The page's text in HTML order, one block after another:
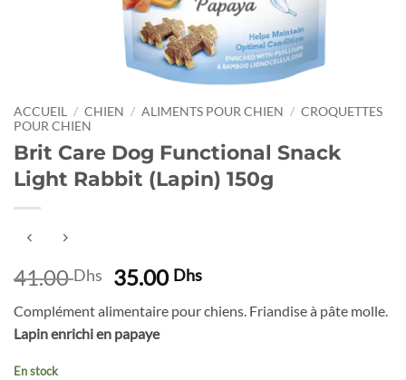
ACCUEIL / CHIEN / ALIMENTS POUR CHIEN / CROQUETTES
POUR CHIEN
Brit Care Dog Functional Snack
Light Rabbit (Lapin) 150g
41.00Dhs
Le
initial
était :
35.00 DhsLe
actuel
Complément alimentaire pour chiens. Friandise à pâte molle.
Lapin enrichi en papaye
En stock